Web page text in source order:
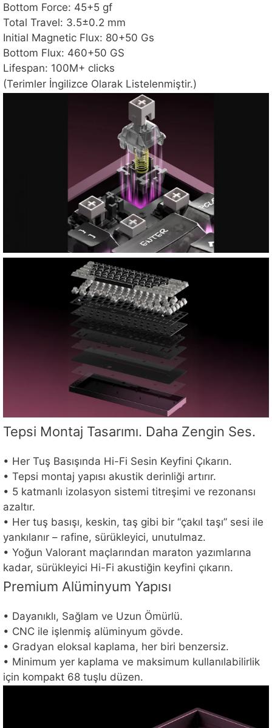
Bottom Force: 45+5 gf
Total Travel: 3.5±0.2 mm
Initial Magnetic Flux: 80+50 Gs
Bottom Flux: 460+50 GS
Lifespan: 100M+ clicks
(Terimler İngilizce Olarak Listelenmiştir.)
Tepsi Montaj Tasarımı. Daha Zengin Ses.
• Her Tuş Basışında Hi-Fi Sesin Keyfini Çıkarın.
• Tepsi montaj yapısı akustik derinliği artırır.
• 5 katmanlı izolasyon sistemi titreşimi ve rezonansı
azaltır.
• Her tuş basışı, keskin, taş gibi bir “çakıl taşı” sesi ile
yankılanır – rafine, sürükleyici, unutulmaz.
• Yoğun Valorant maçlarından maraton yazımlarına
kadar, sürükleyici Hi-Fi akustiğin keyfini çıkarın.
Premium Alüminyum Yapısı
• Dayanıklı, Sağlam ve Uzun Ömürlü.
• CNC ile işlenmiş alüminyum gövde.
• Gradyan eloksal kaplama, her biri benzersiz.
• Minimum yer kaplama ve maksimum kullanılabilirlik
için kompakt 68 tuşlu düzen.